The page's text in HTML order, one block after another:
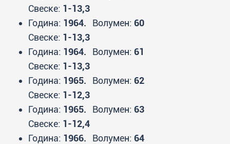
Свеске: 1-13,3
Година: 1964. Волумен: 60
Свеске: 1-13,3
Година: 1964. Волумен: 61
Свеске: 1-13,3
Година: 1965. Волумен: 62
Свеске: 1-12,3
Година: 1965. Волумен: 63
Свеске: 1-12,4
Година: 1966. Волумен: 64